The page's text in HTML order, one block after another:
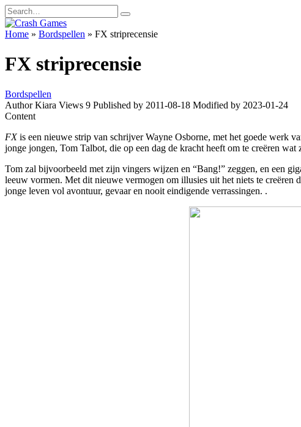
Skip
to
content
Search
for:
Home » Bordspellen » FX striprecensie
FX striprecensie
Bordspellen
Author Kiara Views 9 Published by 2011-08-18 Modified by 2023-01-24
Content
FXis een nieuwe strip van schrijver Wayne Osborne, met het goede werk
jonge jongen, Tom Talbot, die op een dag de kracht heeft om te creëren
Tom zal bijvoorbeeld met zijn vingers wijzen en “Bang!” zeggen, en een
leeuw vormen. Met dit nieuwe vermogen om illusies uit het niets te
jonge leven vol avontuur, gevaar en nooit eindigende verrassingen. .